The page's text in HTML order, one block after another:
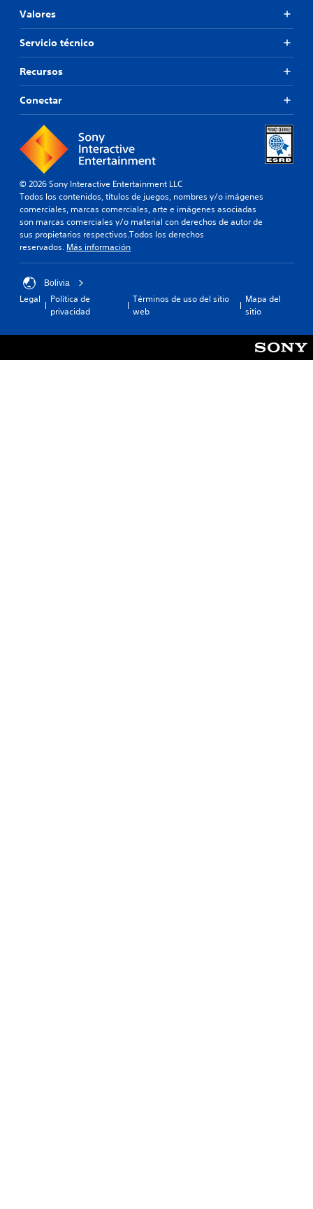
Valores
Servicio técnico
Recursos
Conectar
© 2026 Sony Interactive Entertainment LLC
Todos los contenidos, títulos de juegos, nombres y/o imágenes
comerciales, marcas comerciales, arte e imágenes asociadas
son marcas comerciales y/o material con derechos de autor de
sus propietarios respectivos.Todos los derechos
reservados. Más información
Bolivia
Legal
Política de
privacidad
Términos de uso del sitio
web
Mapa del
sitio